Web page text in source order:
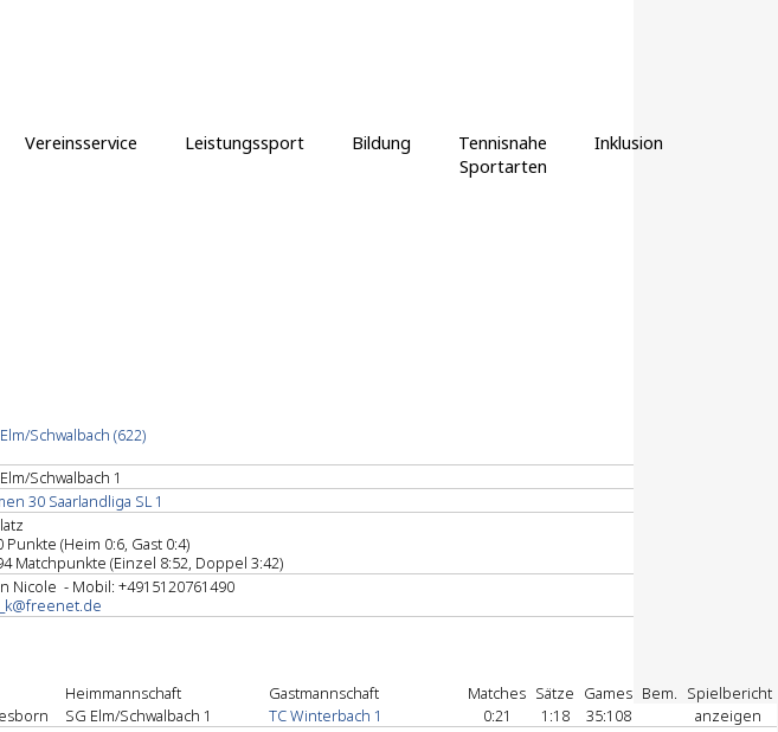
Vereinsservice Leistungssport Bildung
Tennisnahe
Sportarten
Inklusion
Schwalbach (622)
Schwalbach 1
30 Saarlandliga SL 1
Punkte (Heim 0:6, Gast 0:4)
Matchpunkte (Einzel 8:52, Doppel 3:42)
Nicole - Mobil: +4915120761490
Heimmannschaft Gastmannschaft Matches Sätze Games Bem. Spielbericht
SG Elm/Schwalbach 1 TC Winterbach 1 0:21 1:18 35:108
anzeigen